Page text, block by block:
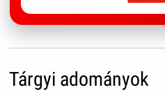
Tárgyi adományok